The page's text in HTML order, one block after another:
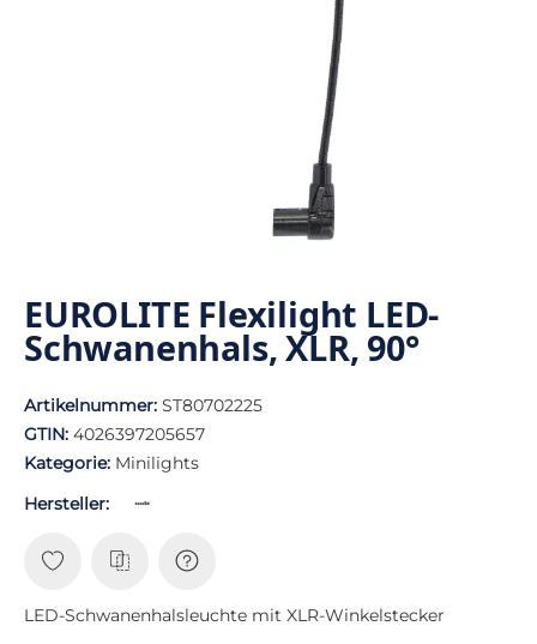
EUROLITE Flexilight LED-
Schwanenhals, XLR, 90°
Artikelnummer: ST80702225
GTIN: 4026397205657
Kategorie: Minilights
Hersteller:
LED-Schwanenhalsleuchte mit XLR-Winkelstecker